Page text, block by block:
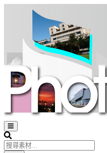
Open
sidebar
Search